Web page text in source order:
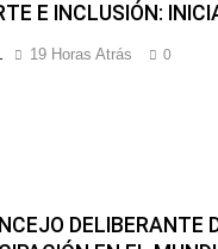
E INCLUSIÓN:
19 Horas Atrás 0
DELIBERANTE